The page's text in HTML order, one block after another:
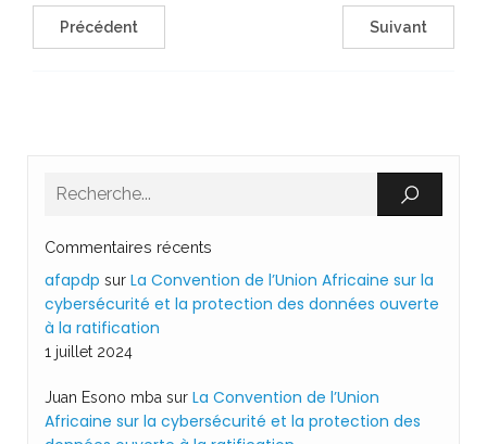
Précédent Suivant
Commentaires récents
afapdp sur La Convention de l’Union Africaine sur la
cybersécurité et la protection des données ouverte
à la ratification
1 juillet 2024
Juan Esono mba sur La Convention de l’Union
Africaine sur la cybersécurité et la protection des